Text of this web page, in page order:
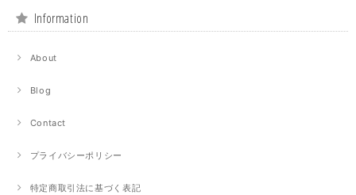
Information
About
Blog
Contact
プライバシーポリシー
特定商取引法に基づく表記